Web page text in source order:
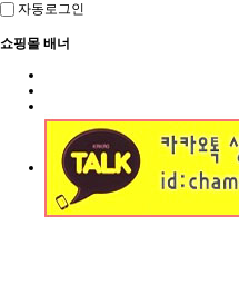
자동로그인
쇼핑몰 배너